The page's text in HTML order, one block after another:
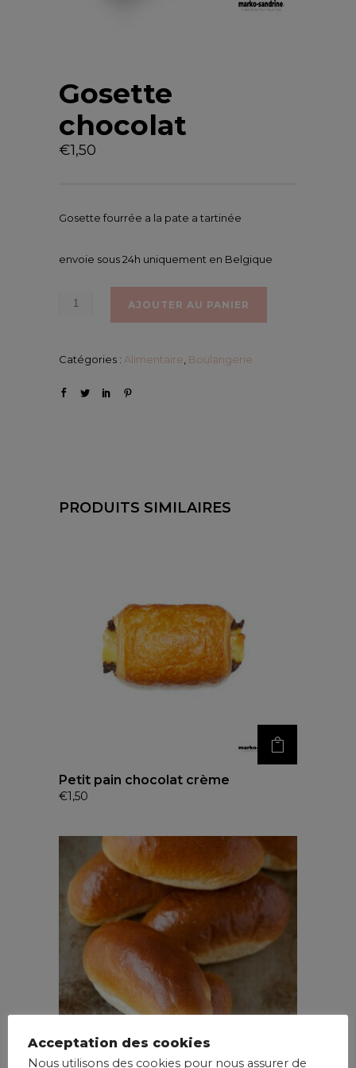
Gosette
chocolat
€1,50
Gosette fourrée a la pate a tartinée
envoie sous 24h uniquement en Belgique
AJOUTER AU PANIER
Catégories : Alimentaire Boulangerie
PRODUITS SIMILAIRES
Petit pain chocolat crème
€1,50
Acceptation des cookies
Nous utilisons des cookies pour nous assurer de